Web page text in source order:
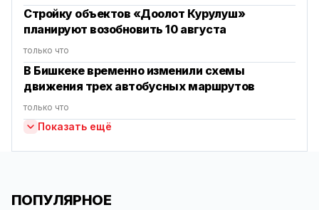
Стройку объектов «Доолот Курулуш»
планируют возобновить 10 августа
только что
В Бишкеке временно изменили схемы
движения трех автобусных маршрутов
только что
Показать ещё
ПОПУЛЯРНОЕ